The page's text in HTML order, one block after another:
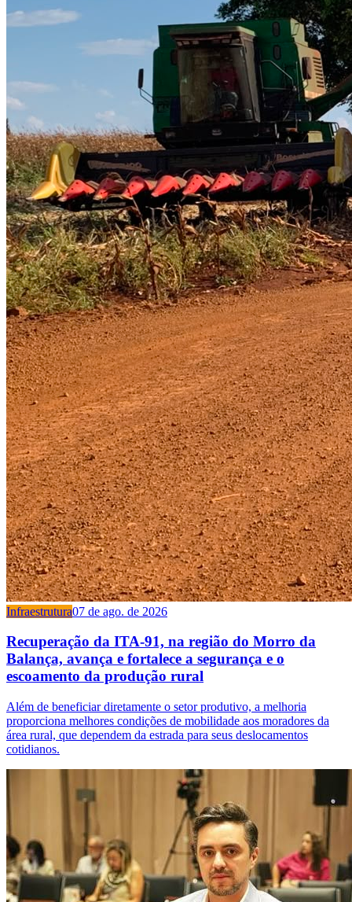
Infraestrutura07 de ago. de 2026
Recuperação da ITA-91, na região do Morro da
Balança, avança e fortalece a segurança e o
escoamento da produção rural
Além de beneficiar diretamente o setor produtivo, a melhoria
proporciona melhores condições de mobilidade aos moradores da
área rural, que dependem da estrada para seus deslocamentos
cotidianos.